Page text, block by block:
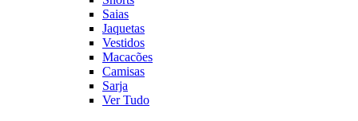
Saias
Jaquetas
Vestidos
Macacões
Camisas
Sarja
Ver Tudo